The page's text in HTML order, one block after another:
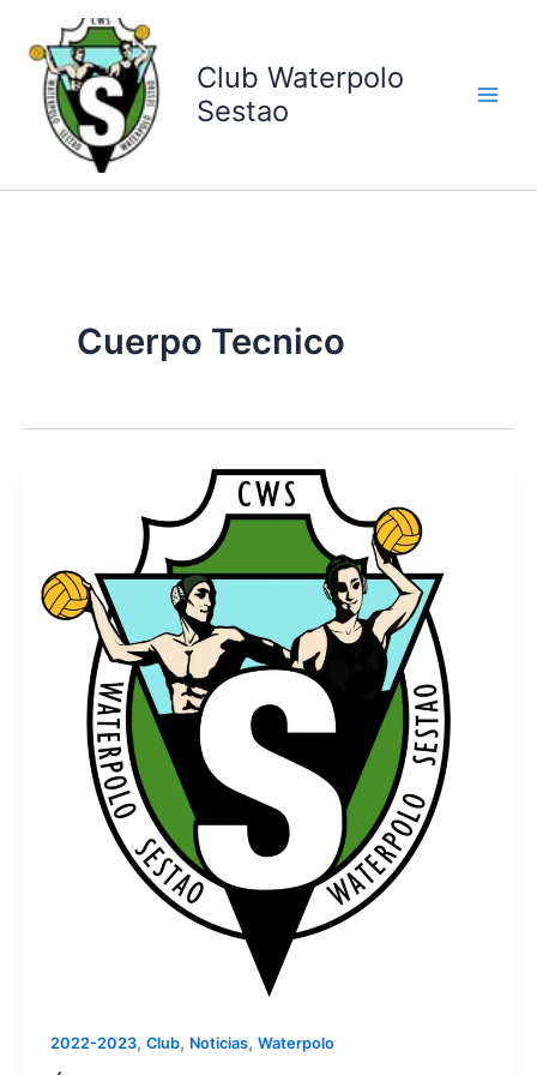
contenido
Club Waterpolo
Sestao
Cuerpo Tecnico
2022-2023, Club, Noticias, Waterpolo